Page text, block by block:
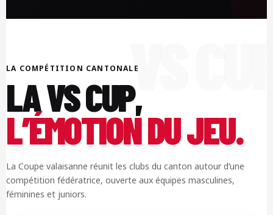
LA COMPÉTITION CANTONALE
LA VS CUP,
L’ÉMOTION DU JEU.
La Coupe valaisanne réunit les clubs du canton autour d’une
compétition fédératrice, ouverte aux équipes masculines,
féminines et juniors.